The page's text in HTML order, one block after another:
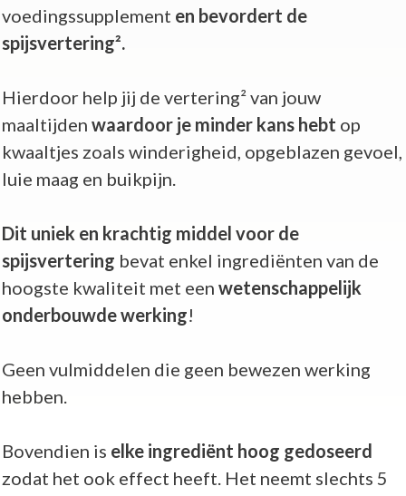
voedingssupplement en bevordert de
spijsvertering².
Hierdoor help jij de vertering² van jouw
maaltijden waardoor je minder kans hebt op
kwaaltjes zoals winderigheid, opgeblazen gevoel,
luie maag en buikpijn.
Dit uniek en krachtig middel voor de
spijsvertering bevat enkel ingrediënten van de
hoogste kwaliteit met een wetenschappelijk
onderbouwde werking!
Geen vulmiddelen die geen bewezen werking
hebben.
Bovendien is elke ingrediënt hoog gedoseerd
zodat het ook effect heeft. Het neemt slechts 5